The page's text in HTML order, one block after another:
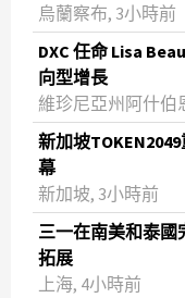
烏蘭察布, 3小時前
DXC 任命 Lisa
向型增長
維珍尼亞州阿什伯
新加坡
幕
新加坡, 3小時前
三一在南美和泰國
拓展
上海, 4小時前